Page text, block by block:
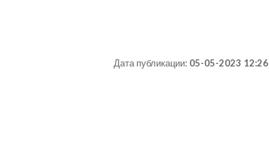
Дата публикации: 05-05-2023 12:26